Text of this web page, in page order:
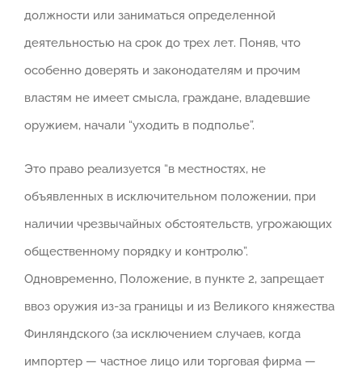
должности или заниматься определенной
деятельностью на срок до трех лет. Поняв, что
особенно доверять и законодателям и прочим
властям не имеет смысла, граждане, владевшие
оружием, начали “уходить в подполье”.
Это право реализуется “в местностях, не
объявленных в исключительном положении, при
наличии чрезвычайных обстоятельств, угрожающих
общественному порядку и контролю”.
Одновременно, Положение, в пункте 2, запрещает
ввоз оружия из-за границы и из Великого княжества
Финляндского (за исключением случаев, когда
импортер — частное лицо или торговая фирма —